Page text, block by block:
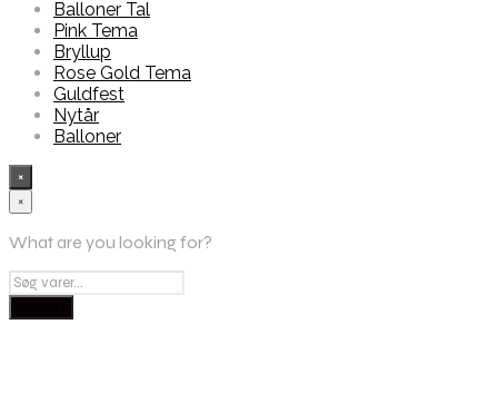
Balloner Tal
Pink Tema
Bryllup
Rose Gold Tema
Guldfest
Nytår
Balloner
×
×
What are you looking for?